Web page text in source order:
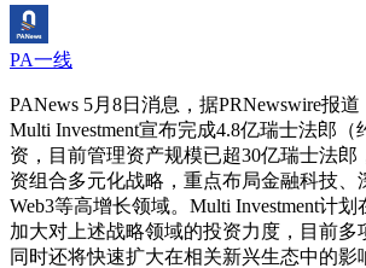
PA一线
PANews 5月8日消息，据PRNewswire报
Multi Investment宣布完成4.8亿瑞士法郎（
资，目前管理资产规模已超30亿瑞士法郎
资组合多元化战略，重点布局金融科技、
Web3等高增长领域。Multi Investment计
加大对上述战略领域的投资力度，目前多
同时还将快速扩大在相关新兴生态中的影